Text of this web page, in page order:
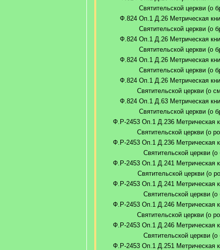
Святительской церкви (о
Ф.824 Оп.1 Д.26 Метрическая
Святительской церкви (о
Ф.824 Оп.1 Д.26 Метрическая
Святительской церкви (о
Ф.824 Оп.1 Д.26 Метрическая
Святительской церкви (о
Ф.824 Оп.1 Д.26 Метрическая
Святительской церкви (о
Ф.824 Оп.1 Д.63 Метрическая
Святительской церкви (о
Ф.Р-2453 Оп.1 Д.236 Метрическая
Святительской церкви (о
Ф.Р-2453 Оп.1 Д.236 Метрическая
Святительской церкви (о
Ф.Р-2453 Оп.1 Д.241 Метрическая
Святительской церкви (о
Ф.Р-2453 Оп.1 Д.241 Метрическая
Святительской церкви (о
Ф.Р-2453 Оп.1 Д.246 Метрическая
Святительской церкви (о
Ф.Р-2453 Оп.1 Д.246 Метрическая
Святительской церкви (о
Ф.Р-2453 Оп.1 Д.251 Метрическая